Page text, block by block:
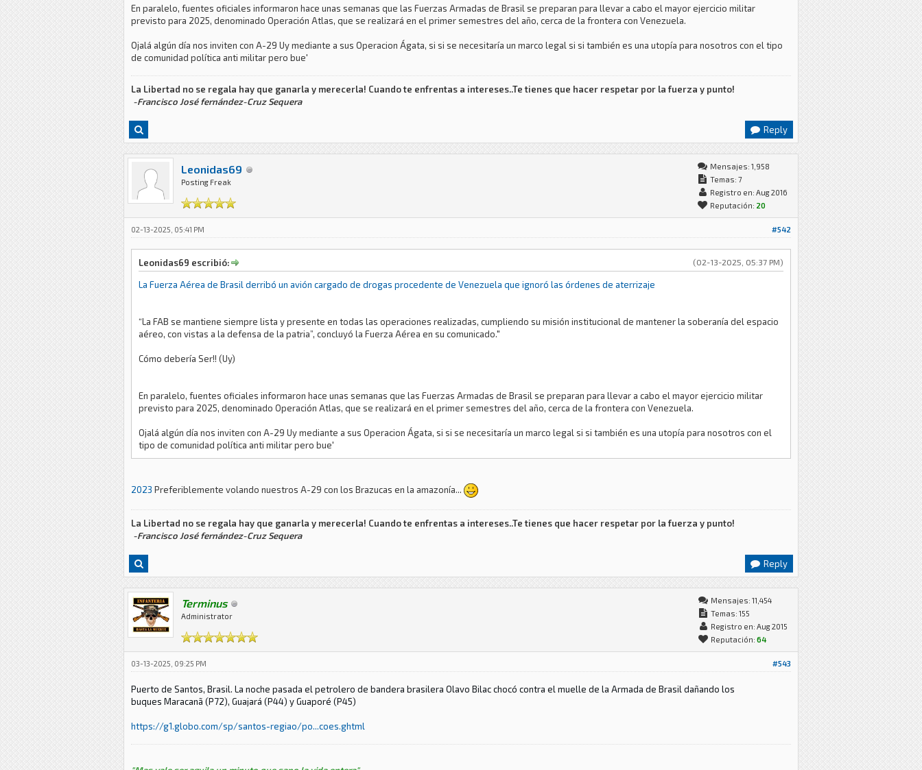
En paralelo, fuentes oficiales informaron hace unas semanas que las Fuerzas Armadas de Brasil se preparan para llevar a cabo el mayor ejercicio militar
previsto para 2025, denominado Operación Atlas, que se realizará en el primer semestres del año, cerca de la frontera con Venezuela.
Ojalá algún día nos inviten con A-29 Uy mediante a sus Operacion Ágata, si si se necesitaría un marco legal si si también es una utopía para nosotros con el tipo
de comunidad política anti militar pero bue'
La Libertad no se regala hay que ganarla y merecerla! Cuando te enfrentas a intereses..Te tienes que hacer respetar por la fuerza y punto!
-Francisco José fernández-Cruz Sequera
Reply
Leonidas69
Posting Freak
Mensajes: 1,958
Temas: 7
Registro en: Aug 2016
Reputación: 20
#542
02-13-2025, 05:41 PM
(02-13-2025, 05:37 PM)
Leonidas69 escribió:
La Fuerza Aérea de Brasil derribó un avión cargado de drogas procedente de Venezuela que ignoró las órdenes de aterrizaje
“La FAB se mantiene siempre lista y presente en todas las operaciones realizadas, cumpliendo su misión institucional de mantener la soberanía del espacio
aéreo, con vistas a la defensa de la patria”, concluyó la Fuerza Aérea en su comunicado."
Cómo debería Ser!! (Uy)
En paralelo, fuentes oficiales informaron hace unas semanas que las Fuerzas Armadas de Brasil se preparan para llevar a cabo el mayor ejercicio militar
previsto para 2025, denominado Operación Atlas, que se realizará en el primer semestres del año, cerca de la frontera con Venezuela.
Ojalá algún día nos inviten con A-29 Uy mediante a sus Operacion Ágata, si si se necesitaría un marco legal si si también es una utopía para nosotros con el
tipo de comunidad política anti militar pero bue'
2023 Preferiblemente volando nuestros A-29 con los Brazucas en la amazonía...
La Libertad no se regala hay que ganarla y merecerla! Cuando te enfrentas a intereses..Te tienes que hacer respetar por la fuerza y punto!
-Francisco José fernández-Cruz Sequera
Reply
Terminus
Administrator
Mensajes: 11,454
Temas: 155
Registro en: Aug 2015
Reputación: 64
#543
03-13-2025, 09:25 PM
Puerto de Santos, Brasil. La noche pasada el petrolero de bandera brasilera Olavo Bilac chocó contra el muelle de la Armada de Brasil dañando los
buques Maracanã (P72), Guajará (P44) y Guaporé (P45)
https://g1.globo.com/sp/santos-regiao/po...coes.ghtml